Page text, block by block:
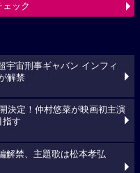
ック
宇宙刑事ギャバン インフィ
解禁
決定！仲村悠菜が映画初主演
指す
解禁、主題歌は松本孝弘